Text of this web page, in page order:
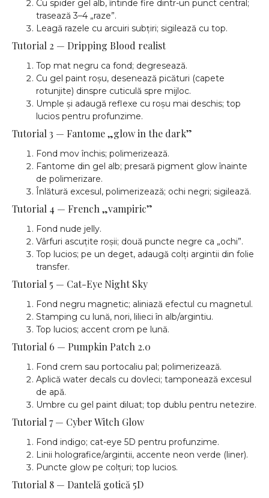
Cu spider gel alb, întinde fire dintr-un punct central;
trasează 3–4 „raze”.
Leagă razele cu arcuiri subțiri; sigilează cu top.
Tutorial 2 — Dripping Blood realist
Top mat negru ca fond; degresează.
Cu gel paint roșu, desenează picături (capete
rotunjite) dinspre cuticulă spre mijloc.
Umple și adaugă reflexe cu roșu mai deschis; top
lucios pentru profunzime.
Tutorial 3 — Fantome „glow in the dark”
Fond mov închis; polimerizează.
Fantome din gel alb; presară pigment glow înainte
de polimerizare.
Înlătură excesul, polimerizează; ochi negri; sigilează.
Tutorial 4 — French „vampiric”
Fond nude jelly.
Vârfuri ascuțite roșii; două puncte negre ca „ochi”.
Top lucios; pe un deget, adaugă colți argintii din folie
transfer.
Tutorial 5 — Cat-Eye Night Sky
Fond negru magnetic; aliniază efectul cu magnetul.
Stamping cu lună, nori, lilieci în alb/argintiu.
Top lucios; accent crom pe lună.
Tutorial 6 — Pumpkin Patch 2.0
Fond crem sau portocaliu pal; polimerizează.
Aplică water decals cu dovleci; tamponează excesul
de apă.
Umbre cu gel paint diluat; top dublu pentru netezire.
Tutorial 7 — Cyber Witch Glow
Fond indigo; cat-eye 5D pentru profunzime.
Linii holografice/argintii, accente neon verde (liner).
Puncte glow pe colțuri; top lucios.
Tutorial 8 — Dantelă gotică 5D